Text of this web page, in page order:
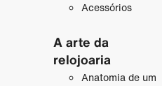
Acessórios
A arte da
relojoaria
Anatomia de um